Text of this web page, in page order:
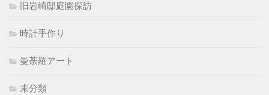
旧岩崎邸庭園探訪
時計手作り
曼荼羅アート
未分類